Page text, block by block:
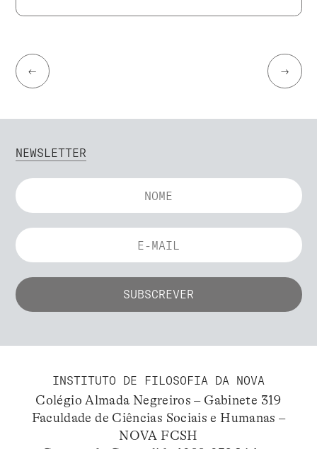
← →
NEWSLETTER
INSTITUTO DE FILOSOFIA DA NOVA
Colégio Almada Negreiros – Gabinete 319
Faculdade de Ciências Sociais e Humanas –
NOVA FCSH